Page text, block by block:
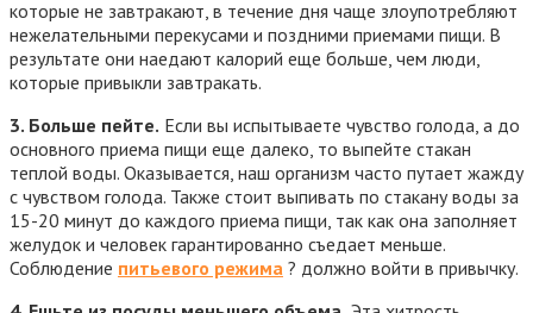
которые не завтракают, в течение дня чаще злоупотребляют
нежелательными перекусами и поздними приемами пищи. В
результате они наедают калорий еще больше, чем люди,
которые привыкли завтракать.
3. Больше пейте. Если вы испытываете чувство голода, а до
основного приема пищи еще далеко, то выпейте стакан
теплой воды. Оказывается, наш организм часто путает жажду
с чувством голода. Также стоит выпивать по стакану воды за
15-20 минут до каждого приема пищи, так как она заполняет
желудок и человек гарантированно съедает меньше.
Соблюдение питьевого режима ? должно войти в привычку.